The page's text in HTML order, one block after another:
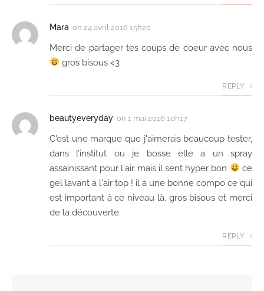
Mara on 24 avril 2016 15h20
Merci de partager tes coups de coeur avec nous
gros bisous <3
REPLY
beautyeveryday on 1 mai 2016 10h17
C'est une marque que j'aimerais beaucoup tester,
dans l’institut ou je bosse elle a un spray
assainissant pour l'air mais il sent hyper bon
ce
gel lavant a l'air top ! il a une bonne compo ce qui
est important à ce niveau là. gros bisous et merci
de la découverte.
REPLY